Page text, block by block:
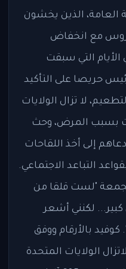
الذين يخشون
مع انخفاض
التي سبقت
حريصا على التأكيد
لا تزال الولايات
بسبب المرض، وحث
إلى أخذ اللقاحات
التباعد الاجتماعي.
"لست قلقا من
لكنني أشعر
بالأرقام ووفق
الولايات المتحدة